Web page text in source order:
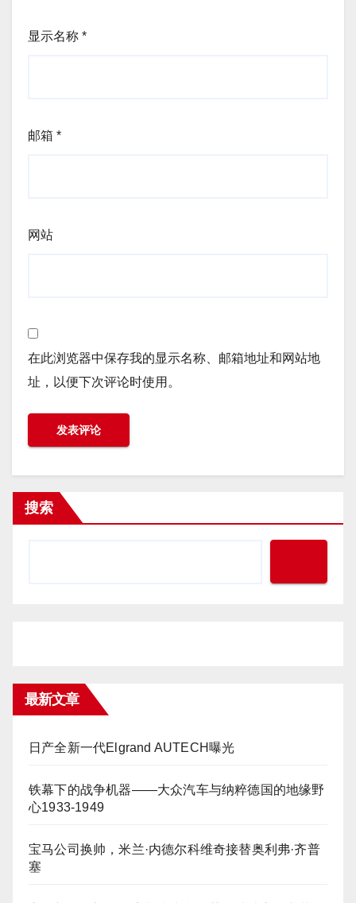
显示名称 *
邮箱 *
网站
在此浏览器中保存我的显示名称、邮箱地址和网站地
址，以便下次评论时使用。
搜索
最新文章
日产全新一代Elgrand AUTECH曝光
铁幕下的战争机器——大众汽车与纳粹德国的地缘野
心1933-1949
宝马公司换帅，米兰·内德尔科维奇接替奥利弗·齐普
塞